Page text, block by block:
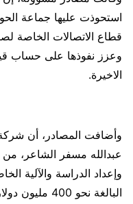
استحوذت عليها جماعة
قطاع الاتصالات الخاصة
وعزز نفوذها على حساب
الاخيرة.
وأضافت المصادر، أن
عبدالله مسفر الشاعر،
وإعداد الدراسة والآلية
البالغة نحو